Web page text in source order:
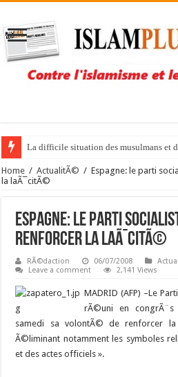
La difficile situation des musulmans et
Home / ActualitÃ© / Espagne: le parti
la laÃ¯citÃ©
Espagne: le parti
renforcer la laÃ¯citÃ©
RÃ©daction 06/07/2008
Leave a comment
2,141 Views
MADRID (AFP) –Le
rÃ©uni en
samedi sa volontÃ© de renforcer la
Ã©liminant notamment les symboles
et des actes officiels ».